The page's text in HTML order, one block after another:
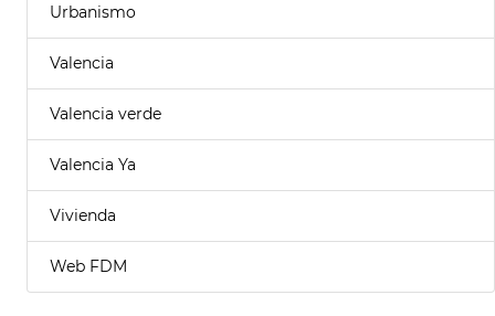
Urbanismo
Valencia
Valencia verde
Valencia Ya
Vivienda
Web FDM